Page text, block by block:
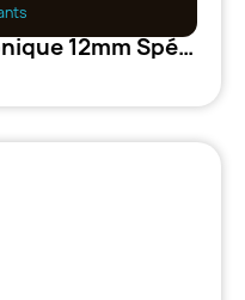
Raccord Droit Male Conique 12mm Spéciale Sortie pompe